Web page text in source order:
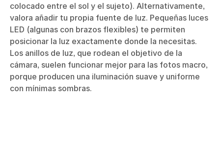
colocado entre el sol y el sujeto). Alternativamente,
valora añadir tu propia fuente de luz. Pequeñas luces
LED (algunas con brazos flexibles) te permiten
posicionar la luz exactamente donde la necesitas.
Los anillos de luz, que rodean el objetivo de la
cámara, suelen funcionar mejor para las fotos macro,
porque producen una iluminación suave y uniforme
con mínimas sombras.